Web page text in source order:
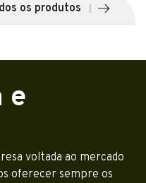
os produtos
e
voltada ao mercado
oferecer sempre os